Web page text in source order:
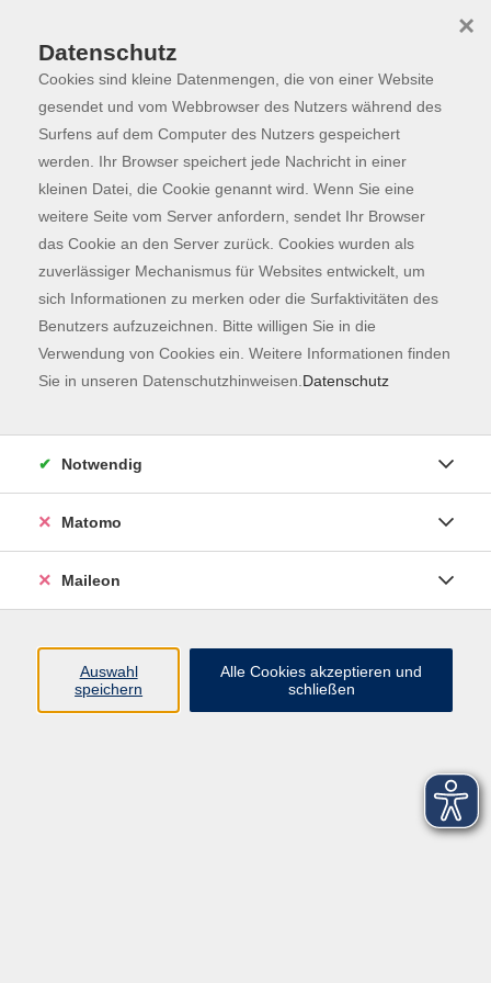
Skip to main content
Programm
Der Kurs konnte nicht gefunden werden.
Kontaktformular
Impressum
AGB
Datenschutzerklärung
Datenschutz
Cookies sind kleine Datenmengen, die von einer Website
gesendet und vom Webbrowser des Nutzers während des
Surfens auf dem Computer des Nutzers gespeichert
werden. Ihr Browser speichert jede Nachricht in einer
kleinen Datei, die Cookie genannt wird. Wenn Sie eine
weitere Seite vom Server anfordern, sendet Ihr Browser
das Cookie an den Server zurück. Cookies wurden als
zuverlässiger Mechanismus für Websites entwickelt, um
sich Informationen zu merken oder die Surfaktivitäten des
Benutzers aufzuzeichnen. Bitte willigen Sie in die
Verwendung von Cookies ein. Weitere Informationen finden
Sie in unseren Datenschutzhinweisen. Datenschutz
×
Notwendig
Matomo
Maileon
Auswahl
speichern
Alle Cookies akzeptieren und
schließen